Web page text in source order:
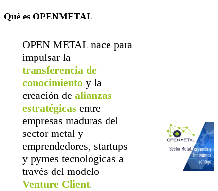
Qué es OPENMETAL
OPEN METAL nace para
impulsar la
transferencia de
conocimiento y la
creación de alianzas
estratégicas entre
empresas maduras del
sector metal y
emprendedores, startups
y pymes tecnológicas a
través del modelo
Venture Client.